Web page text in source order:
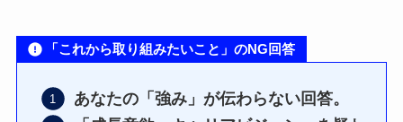
「これから取り組みたいこと」のNG回答
あなたの「強み」が伝わらない回答。